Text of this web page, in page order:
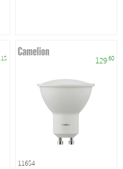
.15 129.60
11654